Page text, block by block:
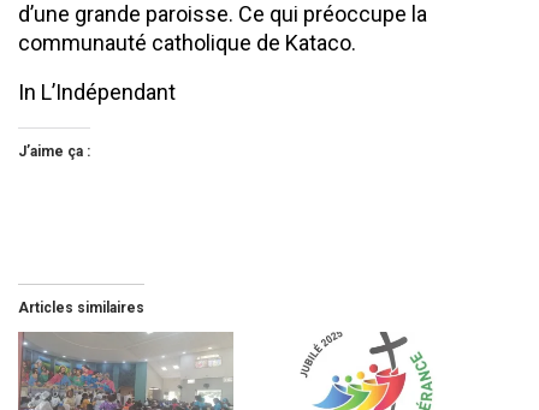
d’une grande paroisse. Ce qui préoccupe la
communauté catholique de Kataco.
In L’Indépendant
J’aime ça :
Articles similaires